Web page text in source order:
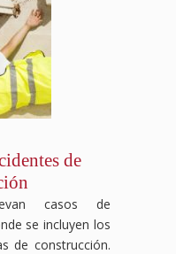
de
casos de
se incluyen los
de construcción.